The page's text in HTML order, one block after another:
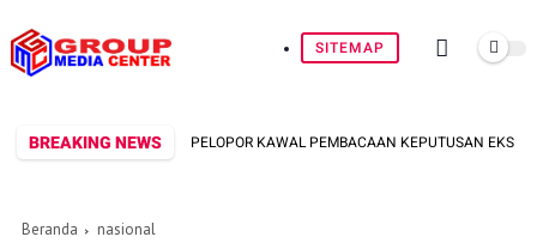
SITEMAP
BREAKING NEWS
BATALYON B PELOPOR KAWAL PEMBACAAN KEPUTUSAN EKSEKUSI
Beranda nasional